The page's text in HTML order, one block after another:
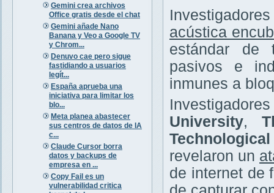
Gemini crea archivos
Office gratis desde el chat
Gemini añade Nano
Banana y Veo a Google TV
y Chrom...
Denuvo cae pero sigue
fastidiando a usuarios
legít...
España aprueba una
iniciativa para limitar los
blo...
Meta planea abastecer
sus centros de datos de IA
c...
Claude Cursor borra
datos y backups de
empresa en ...
Copy Fail es un
vulnerabilidad critica
acústica
estándar de
pasivos e
inmunes a
University,
revelaron un
de internet de